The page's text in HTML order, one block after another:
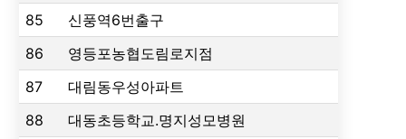
85
신풍역6번출구
86
영등포농협도림로지점
87
대림동우성아파트
88
대동초등학교.명지성모병원